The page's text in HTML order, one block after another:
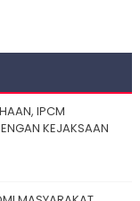
IPCM
KEJAKSAAN